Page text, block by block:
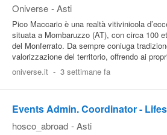
Oniverse - Asti
Pico Maccario è una realtà vitivinicola
situata a Mombaruzzo (AT), con circa 100
del Monferrato. Da sempre coniuga
valorizzazione del territorio, offrendo ai
oniverse.it - 3 settimane fa
Events Admin. Coordinator -
hosco_abroad - Asti